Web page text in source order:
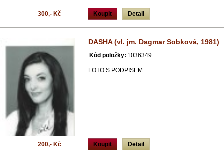
Koupit Detail
300,- Kč
DASHA (vl. jm. Dagmar Sobková, 1981)
Kód položky: 1036349
FOTO S PODPISEM
Koupit Detail
200,- Kč